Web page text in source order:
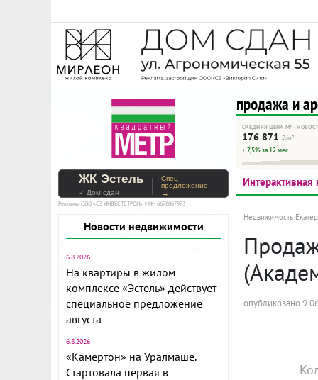
На Метре реклама -
Помогайте независимому
продажа и
СРЕДНЯЯ ЦЕНА М² ·
176 871 ₽/м²
↑ 7,5% за 12 мес.
ЖК Эстель
✓ Дом сдан
Спец-
предложение
→
Реклама. ООО «СЗ ИНВЕСТСТРОЙ», ИНН 6678067973
Новости недвижимости
6.8.2026
На квартиры в жилом
комплексе «Эстель» действует
специальное предложение
августа
6.8.2026
«Камертон» на Уралмаше.
Стартовала первая в
Интерактивная
Недвижимость
опубликовано